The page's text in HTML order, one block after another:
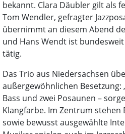
bekannt. Clara Däubler gilt als
Tom Wendler, gefragter
übernimmt an diesem Abend
und Hans Wendt ist
tätig.
Das Trio aus Niedersachsen
außergewöhnlichen Besetzung:
Bass und zwei Posaunen –
Klangfarbe. Im Zentrum stehen
sowie bewusst ausgewählte